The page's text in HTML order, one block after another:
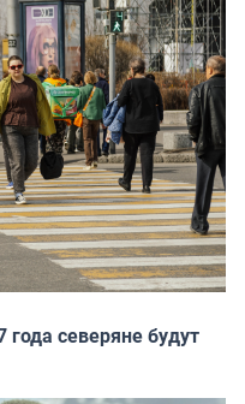
года северяне будут